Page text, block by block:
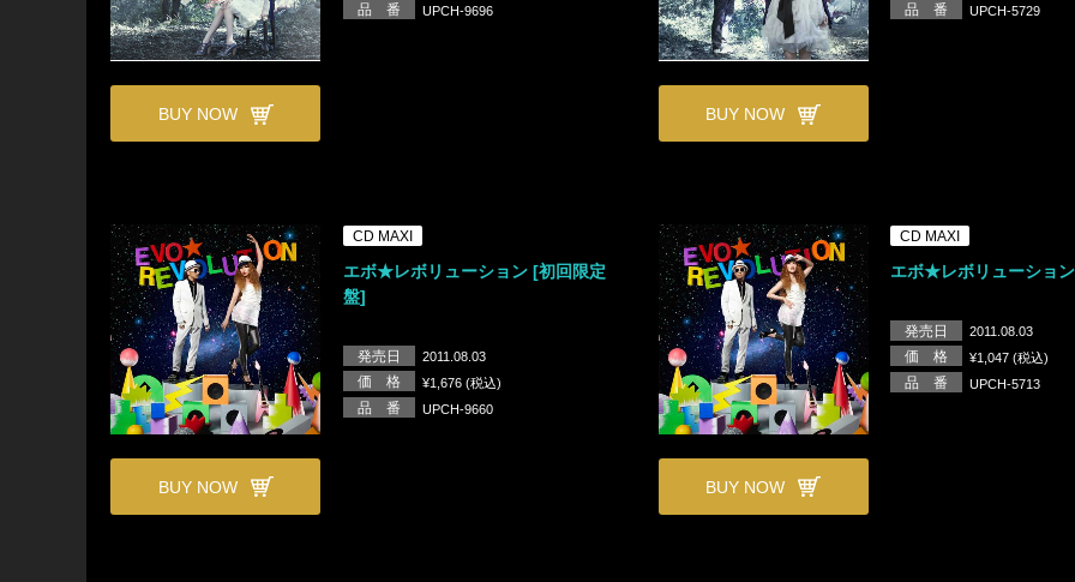
BUY NOW
品 番 UPCH-9696
BUY NOW
品 番 UPCH-5729
BUY NOW
CD MAXI
エボ★レボリューション [初回限定
盤]
発売日 2011.08.03
価 格 ¥1,676 (税込)
品 番 UPCH-9660
BUY NOW
CD MAXI
エボ★レボリューショ
発売日 2011.08.03
価 格 ¥1,047 (税込)
品 番 UPCH-5713